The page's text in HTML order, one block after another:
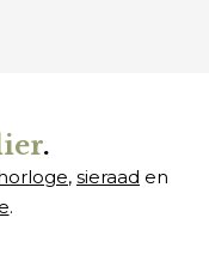
.
, sieraad en
.